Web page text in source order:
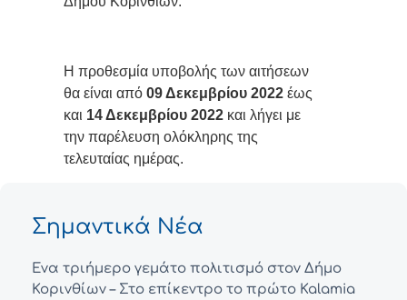
Η προθεσμία υποβολής των αιτήσεων
θα είναι από 09 Δεκεμβρίου 2022 έως
και 14Δεκεμβρίου 2022 και λήγει με
την παρέλευση ολόκληρης της
τελευταίας ημέρας.
Σημαντικά Νέα
Ένα τριήμερο γεμάτο πολιτισμό στον Δήμο
Κορινθίων – Στο επίκεντρο το πρώτο Kalamia